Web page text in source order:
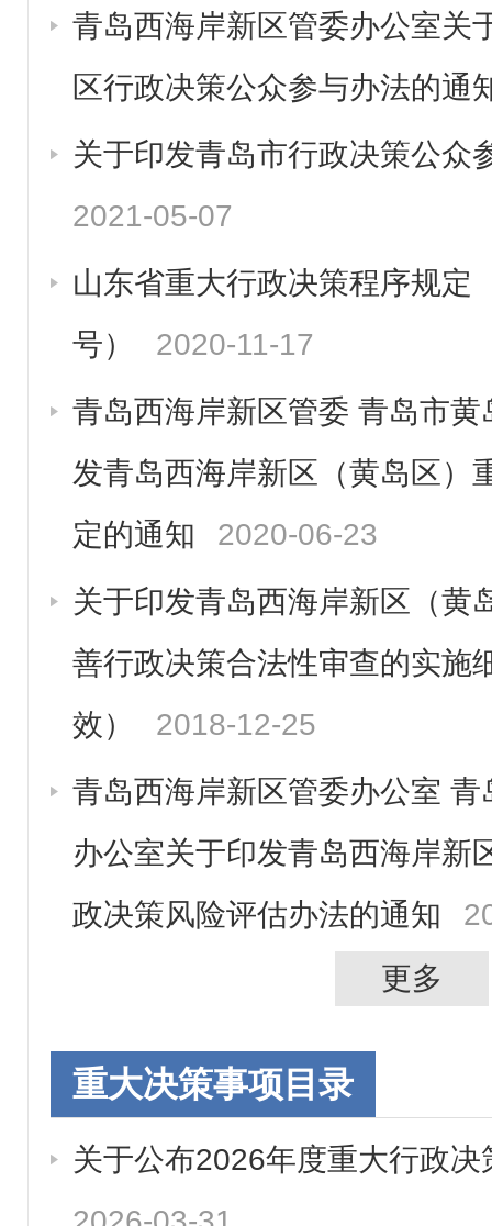
青岛西海岸新区管委办公室关
区行政决策公众参与办法的通
关于印发青岛市行政决策公众
2021-05-07
山东省重大行政决策程序规定
号）
2020-11-17
青岛西海岸新区管委 青岛市
发青岛西海岸新区（黄岛区）
定的通知
2020-06-23
关于印发青岛西海岸新区（黄
善行政决策合法性审查的实施
效）
2018-12-25
青岛西海岸新区管委办公室
办公室关于印发青岛西海岸新
政决策风险评估办法的通知
更多
重大决策事项目录
关于公布2026年度重大行政